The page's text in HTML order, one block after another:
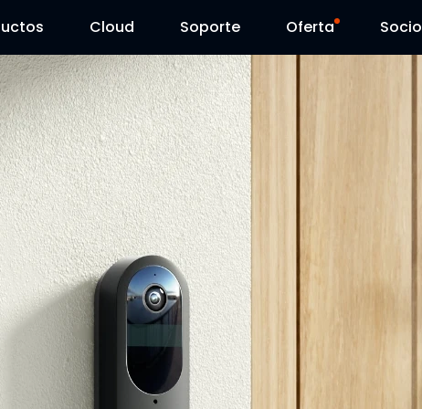
Cloud Soporte
Centro de Soporte
Centro de Descarga
Blog
Contáctenos
Oferta
Ventas Flash
Socio